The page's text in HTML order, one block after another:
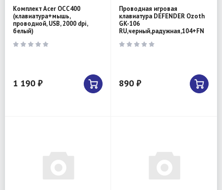
Комплект Acer OCC400
(клавиатура+мышь,
проводной, USB, 2000 dpi,
белый)
1 190 ₽
Проводная игровая
клавиатура DEFENDER Ozoth
GK-106
RU,черный,радужная,104+FN
890 ₽